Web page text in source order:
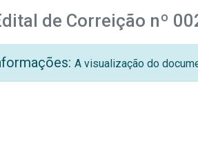
principalde Correição nº
A visualização do